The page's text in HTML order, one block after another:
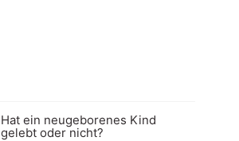
Hat ein neugeborenes Kind
gelebt oder nicht?